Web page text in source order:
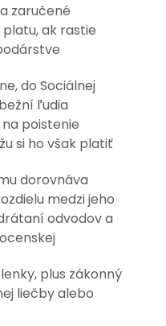
zaručené
ak rastie
do Sociálnej
ľudia
poistenie
si ho však platiť
dorovnáva
medzi jeho
odvodov a
plus zákonný
liečby alebo